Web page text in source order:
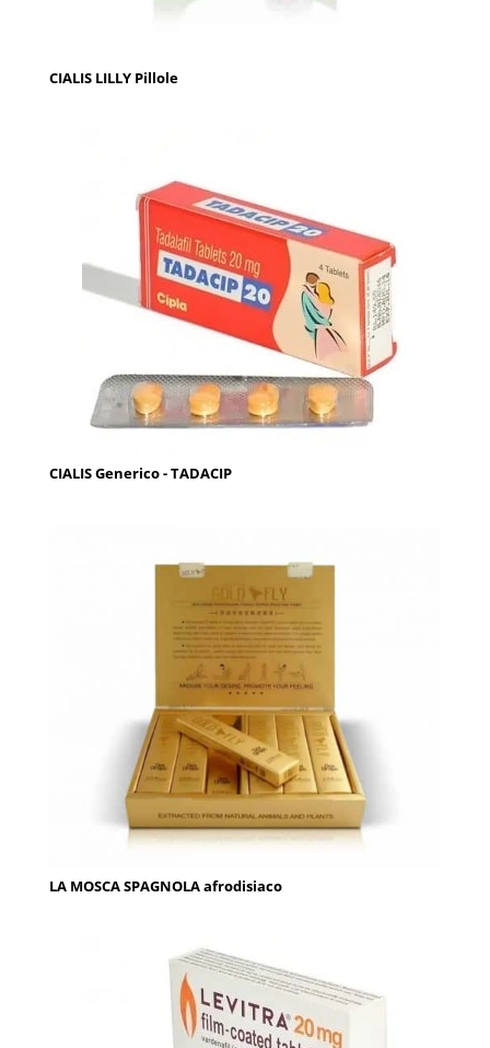
CIALIS LILLY Pillole
CIALIS Generico - TADACIP
LA MOSCA SPAGNOLA afrodisiaco